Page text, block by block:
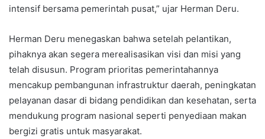
intensif bersama pemerintah pusat,” ujar Herman Deru.
Herman Deru menegaskan bahwa setelah pelantikan,
pihaknya akan segera merealisasikan visi dan misi yang
telah disusun. Program prioritas pemerintahannya
mencakup pembangunan infrastruktur daerah, peningkatan
pelayanan dasar di bidang pendidikan dan kesehatan, serta
mendukung program nasional seperti penyediaan makan
bergizi gratis untuk masyarakat.